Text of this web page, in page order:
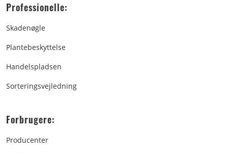
Professionelle:
Skadenøgle
Plantebeskyttelse
Handelspladsen
Sorteringsvejledning
Forbrugere:
Producenter